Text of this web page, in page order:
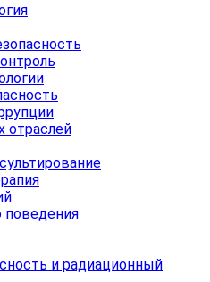
отраслей
поведения
и радиационный